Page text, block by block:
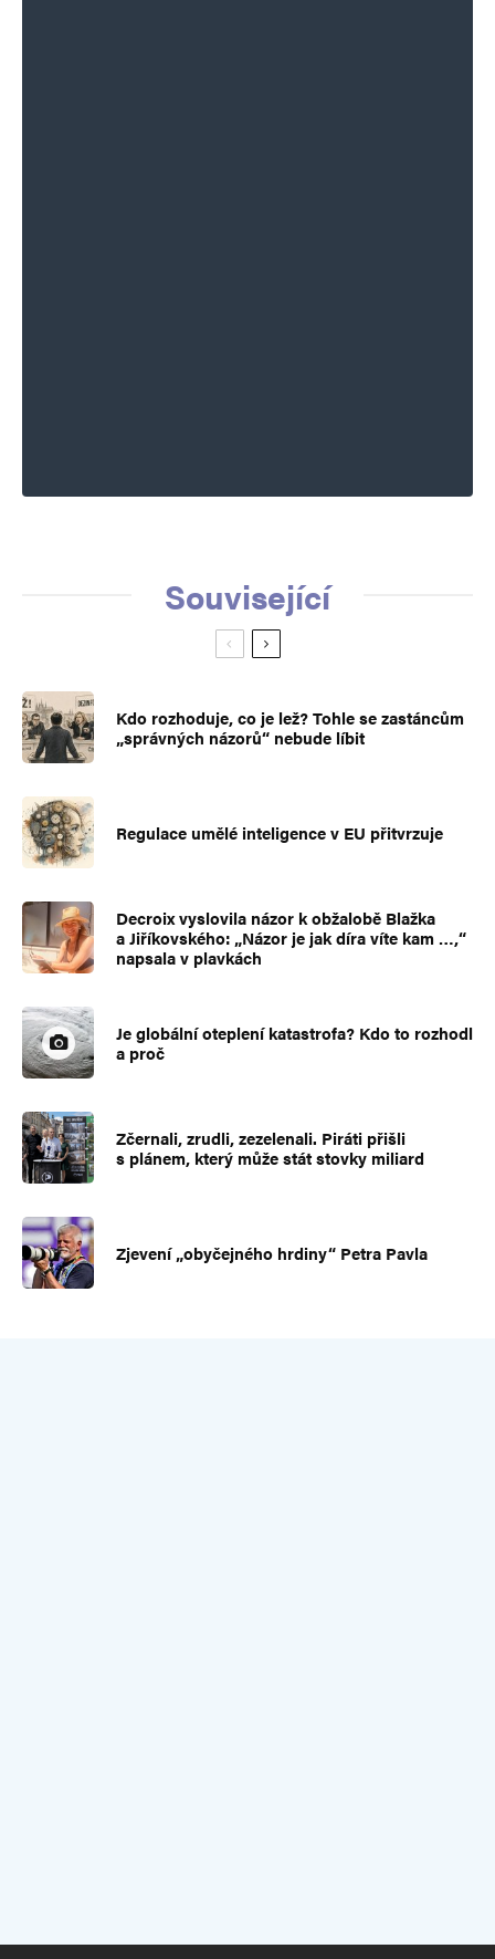
Související
Kdo rozhoduje, co je lež? Tohle se zastáncům
„správných názorů“ nebude líbit
Regulace umělé inteligence v EU přitvrzuje
Decroix vyslovila názor k obžalobě Blažka
a Jiříkovského: „Názor je jak díra víte kam …,“
napsala v plavkách
Je globální oteplení katastrofa? Kdo to rozhodl
a proč
Zčernali, zrudli, zezelenali. Piráti přišli
s plánem, který může stát stovky miliard
Zjevení „obyčejného hrdiny“ Petra Pavla